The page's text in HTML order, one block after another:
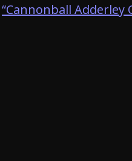
“Cannonball Adderley